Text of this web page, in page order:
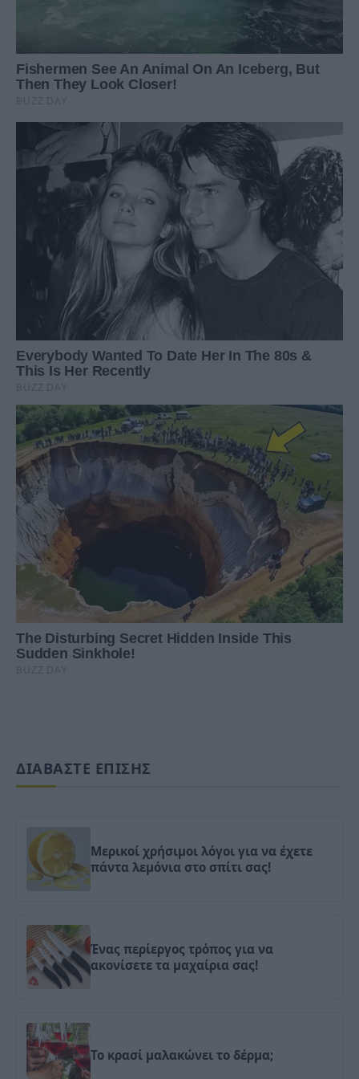
ΔΙΑΒΑΣΤΕ ΕΠΙΣΗΣ
Mερικοί χρήσιμοι λόγοι για να έχετε
πάντα λεμόνια στο σπίτι σας!
Ένας περίεργος τρόπος για να
ακονίσετε τα μαχαίρια σας!
Το κρασί μαλακώνει το δέρμα;